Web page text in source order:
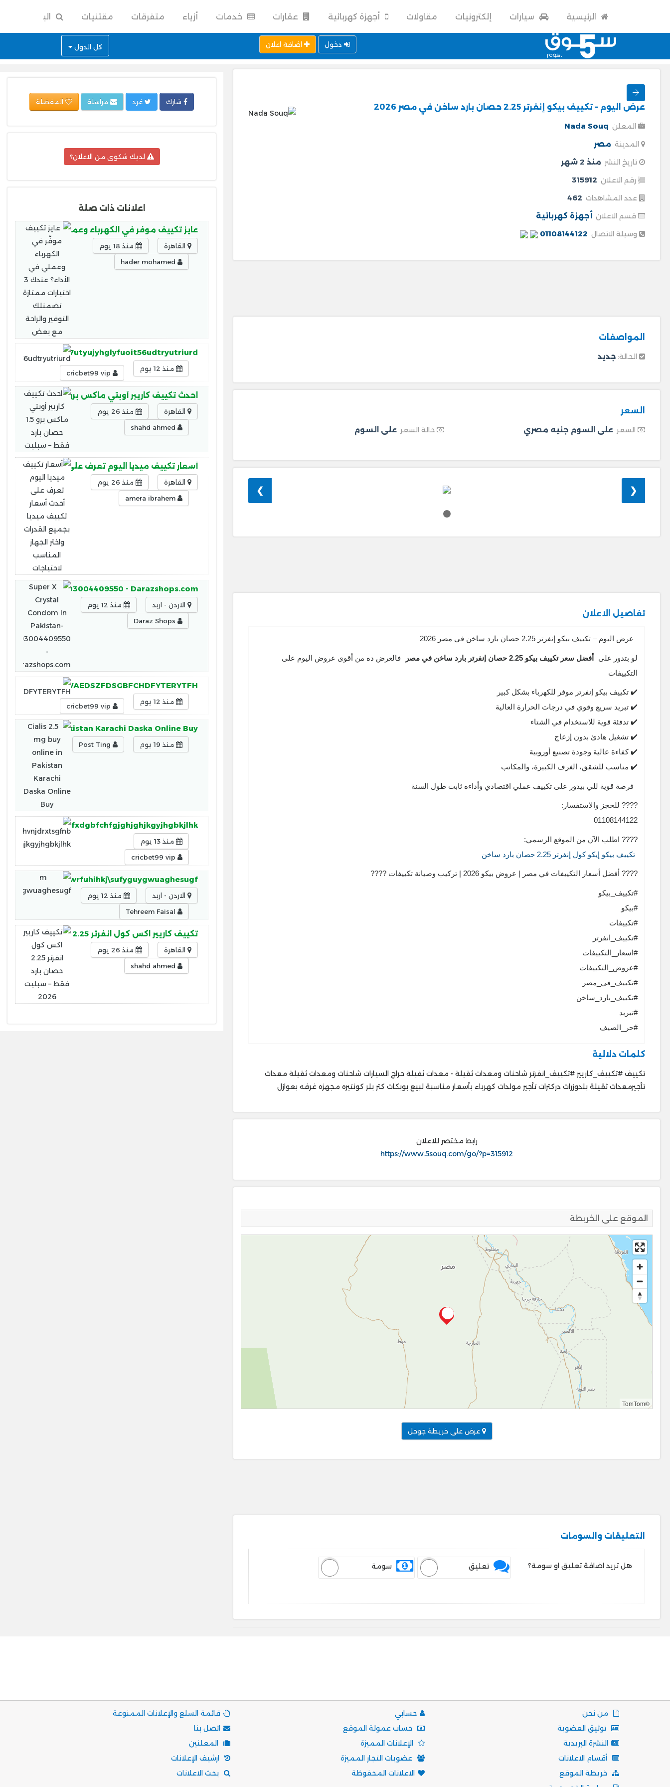
الرئيسية سيارات إلكترونيات مقاولات أجهزة كهربائية عقارات خدمات أزياء متفرقات مقتنيات البحث
دخول اضافة اعلان كل الدول
عرض اليوم – تكييف بيكو إنفرتر 2.25 حصان بارد ساخن في مصر 2026
المعلن Nada Souq
المدينة مصر
تاريخ النشر منذ 2 شهر
رقم الاعلان 315912
عدد المشاهدات 462
قسم الاعلان أجهزة كهربائية
وسيلة الاتصال 01108144122
المواصفات
جديد
السعر
السعر على السوم جنيه مصري حالة السعر على السوم
❮
❯
تفاصيل الاعلان
عرض اليوم – تكييف بيكو إنفرتر 2.25 حصان بارد ساخن في مصر 2026
لو بتدور على أفضل سعر تكييف بيكو 2.25 حصان إنفرتر بارد ساخن في مصر
فالعرض ده من أقوى عروض اليوم على
التكييفات
✔️ تكييف بيكو إنفرتر موفر للكهرباء بشكل كبير
✔️ تبريد سريع وقوي في درجات الحرارة العالية
✔️ تدفئة قوية للاستخدام في الشتاء
✔️ تشغيل هادئ بدون إزعاج
✔️ كفاءة عالية وجودة تصنيع أوروبية
✔️ مناسب للشقق، الغرف الكبيرة، والمكاتب
فرصة قوية للي بيدور على تكييف عملي اقتصادي وأداءه ثابت طول السنة
???? للحجز والاستفسار:
01108144122
???? اطلب الآن من الموقع الرسمي:
تكييف بيكو إيكو كول إنفرتر 2.25 حصان بارد ساخن
???? أفضل أسعار التكييفات في مصر | عروض بيكو 2026 | تركيب وصيانة تكييفات ????
#تكييف_بيكو
#بيكو
#تكييفات
#تكييف_انفرتر
#اسعار_التكييفات
#عروض_التكييفات
#تكييف_في_مصر
#تكييف_بارد_ساخن
#تبريد
#حر_الصيف
كلمات دلالية
تكييف #تكييف_كاريير #تكييف_انفرتر شاحنات ومعدات ثقيلة - معدات ثقيلة حراج السيارات شاحنات ومعدات ثقيلة معدات
تأجيرمعدات ثقيلة بلدوزرات دركترات تأجير مولدات كهرباء بأسعار مناسبة لبيع بوبكات كتر بلر كونتيره مجهزه غرفه بعوازل
رابط مختصر للاعلان
https://www.5souq.com/go/?p=315912
الموقع على الخريطة
©TomTom
عرض على خريطة جوجل
التعليقات والسومات
هل تريد اضافة تعليق او سومة؟ تعليق سومة
شارك غرد
لديك شكوى من الاعلان؟
اعلانات ذات صلة
عايز تكييف موفّر في الكهرباء وعملي في الأداء؟ عندك 3 اختيارات ممتازة تضمنلك التوفير والراحة مع
القاهرة
منذ 18 يوم
منذ 12 يوم
احدث تكييف كاريير أوبتي ماكس برو 1.5 حصان بارد فقط – سبليت
القاهرة
منذ 26 يوم
أسعار تكييف ميديا اليوم تعرف على أحدث أسعار
القاهرة
منذ 26 يوم
In Pakistan-03004409550 - Darazshops.com
الاردن - اربد
منذ 12 يوم
منذ 12 يوم
buy online in Pakistan Karachi Daska Online Buy
منذ 19 يوم
منذ 13 يوم
الاردن - اربد
منذ 12 يوم
تكييف كاريير اكس كول انفرتر 2.25 حصان بارد فقط – سبليت 2026
القاهرة
منذ 26 يوم
من نحن
توثيق العضوية
النشرة البريدية
أقسام الاعلانات
خريطة الموقع
حسابي
حساب عمولة الموقع
الإعلانات المميزة
عضويات التجار المميزة
الاعلانات المحفوظة
قائمة السلع والإعلانات الممنوعة
اتصل بنا
المعلنين
ارشيف الإعلانات
بحث الاعلانات